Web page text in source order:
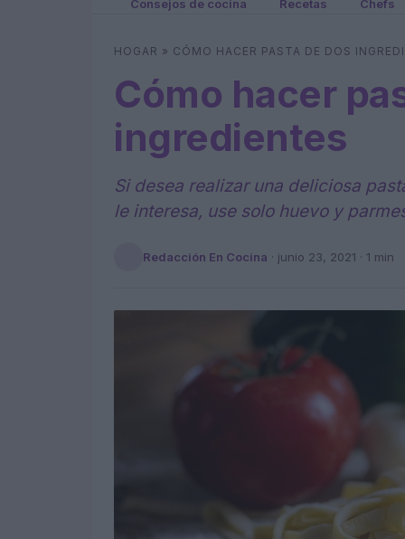
Consejos de cocina Recetas Chefs
HOGAR » CÓMO HACER PASTA DE DOS
Cómo hacer
ingredientes
Si desea realizar una deliciosa
le interesa, use solo huevo y
Redacción En Cocina · junio 23, 2021 · 1 min